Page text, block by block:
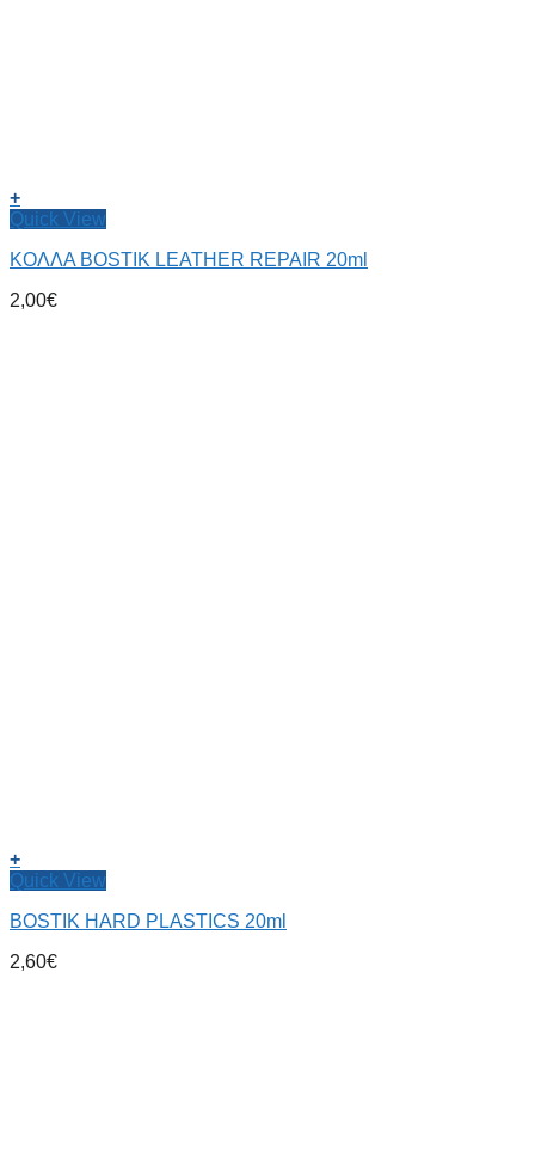
+
Quick View
ΚΟΛΛΑ BOSTIK LEATHER REPAIR 20ml
2,00€
+
Quick View
BOSTIK HARD PLASTICS 20ml
2,60€